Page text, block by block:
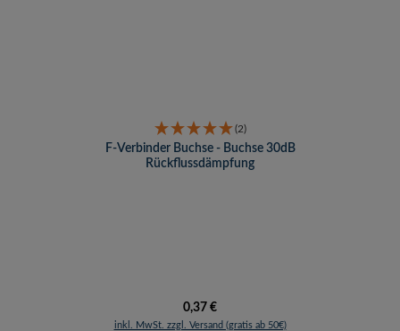
(2)
F-Verbinder Buchse - Buchse 30dB
Rückflussdämpfung
Regulärer Preis:
0,37 €
inkl. MwSt. zzgl. Versand (gratis ab 50€)